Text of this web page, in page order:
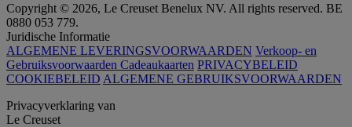
Copyright © 2026, Le Creuset Benelux NV. All rights reserved. BE
0880 053 779.
Juridische Informatie
ALGEMENE LEVERINGSVOORWAARDEN Verkoop- en
Gebruiksvoorwaarden Cadeaukaarten PRIVACYBELEID
COOKIEBELEID ALGEMENE GEBRUIKSVOORWAARDEN
Privacyverklaring van
Le Creuset